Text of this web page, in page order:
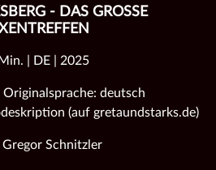
- DAS GROSSE H
| DE | 2025
Originalsprache: deutsch
(auf gretaundstarks.de)
Gregor Schnitzler